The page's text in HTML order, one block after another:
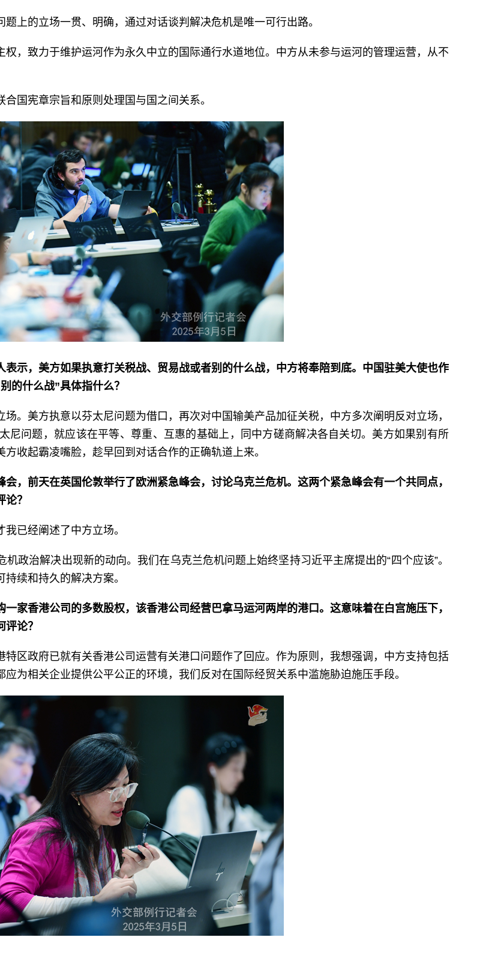
上的立场一贯、明确，通过对话谈判解决危机是唯一可行出路。
，致力于维护运河作为永久中立的国际通行水道地位。中方从未参与运河的管理运营，从不
国宪章宗旨和原则处理国与国之间关系。
示，美方如果执意打关税战、贸易战或者别的什么战，中方将奉陪到底。中国驻美大使也作
的什么战”具体指什么？
。美方执意以芬太尼问题为借口，再次对中国输美产品加征关税，中方多次阐明反对立场，
尼问题，就应该在平等、尊重、互惠的基础上，同中方磋商解决各自关切。美方如果别有所
收起霸凌嘴脸，趁早回到对话合作的正确轨道上来。
，前天在英国伦敦举行了欧洲紧急峰会，讨论乌克兰危机。这两个紧急峰会有一个共同点，
？
已经阐述了中方立场。
政治解决出现新的动向。我们在乌克兰危机问题上始终坚持习近平主席提出的“四个应该”。
续和持久的解决方案。
家香港公司的多数股权，该香港公司经营巴拿马运河两岸的港口。这意味着在白宫施压下，
论？
区政府已就有关香港公司运营有关港口问题作了回应。作为原则，我想强调，中方支持包括
为相关企业提供公平公正的环境，我们反对在国际经贸关系中滥施胁迫施压手段。